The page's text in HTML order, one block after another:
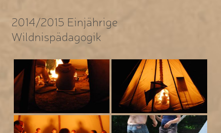
2014/2015 Einjährige
Wildnispädagogik